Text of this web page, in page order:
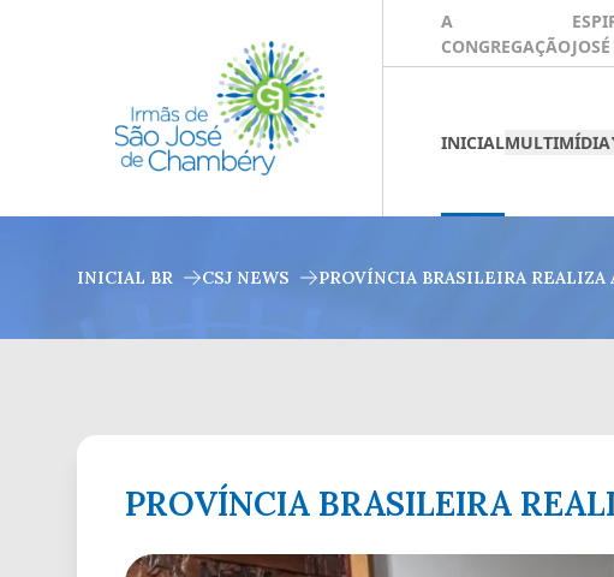
A
CONGREGAÇÃOJOSÉ
INICIALMULTIMÍDIA
INICIAL BR CSJ NEWS PROVÍNCIA BRASILEIRA REALIZA
PROVÍNCIA BRASILEIRA